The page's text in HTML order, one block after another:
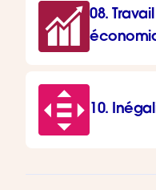
08.
10.